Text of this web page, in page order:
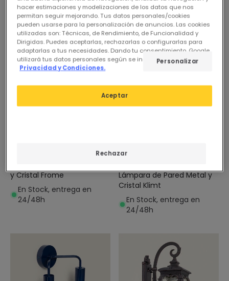
y Cristal Frome
En Stock, entrega en
24/48h
Lámpara de Pared Metal y
Cristal Klimt
En Stock, entrega en
24/48h
hacer estimaciones y modelizaciones de los datos que nos
permitan seguir mejorando. Tus datos personales/cookies
pueden usarse para la personalización de anuncios. Las cookies
utilizadas son: Técnicas, de Rendimiento, de Funcionalidad y
Dirigidas. Puedes aceptarlas, rechazarlas o configurarlas para
adaptarlas a tus necesidades. Dando tu consentimiento, Google
utilizará tus datos personales según se indica en su sitio de
Privacidad y Condiciones.
Rechazar
Aceptar
Personalizar